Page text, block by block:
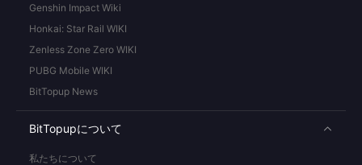
Genshin Impact Wiki
Honkai: Star Rail WIKI
Zenless Zone Zero WIKI
PUBG Mobile WIKI
BitTopup News
BitTopupについて
私たちについて